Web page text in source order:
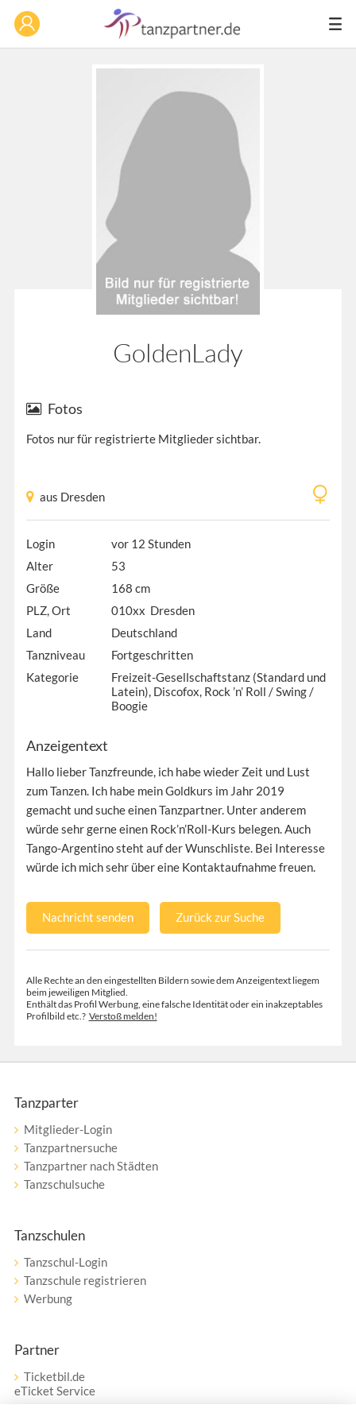
GoldenLady
Fotos
Fotos nur für registrierte Mitglieder sichtbar.
aus Dresden
Login
vor 12 Stunden
Alter
53
Größe
168 cm
PLZ, Ort
010xx Dresden
Land
Deutschland
Tanzniveau
Fortgeschritten
Kategorie
Freizeit-Gesellschaftstanz (Standard und
Latein), Discofox, Rock ’n’ Roll / Swing /
Boogie
Anzeigentext
Hallo lieber Tanzfreunde, ich habe wieder Zeit und Lust
zum Tanzen. Ich habe mein Goldkurs im Jahr 2019
gemacht und suche einen Tanzpartner. Unter anderem
würde sehr gerne einen Rock’n’Roll-Kurs belegen. Auch
Tango-Argentino steht auf der Wunschliste. Bei Interesse
würde ich mich sehr über eine Kontaktaufnahme freuen.
Nachricht senden Zurück zur Suche
Alle Rechte an den eingestellten Bildern sowie dem Anzeigentext liegem
beim jeweiligen Mitglied.
Enthält das Profil Werbung, eine falsche Identität oder ein inakzeptables
Profilbild etc.? Verstoß melden!
Tanzparter
Mitglieder-Login
Tanzpartnersuche
Tanzpartner nach Städten
Tanzschulsuche
Tanzschulen
Tanzschul-Login
Tanzschule registrieren
Werbung
Partner
Ticketbil.de
eTicket Service